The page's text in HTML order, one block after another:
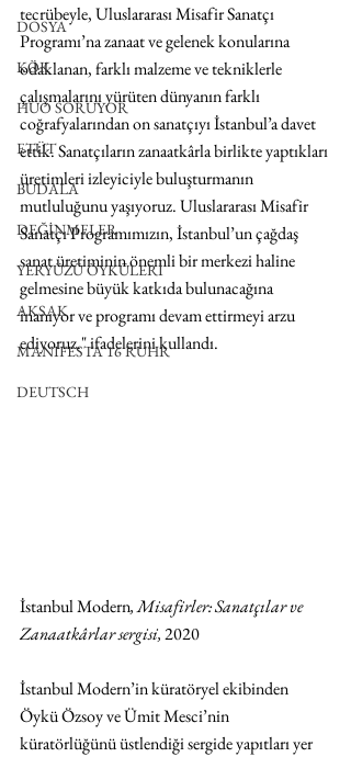
DOSYA
KÖK
HUO SORUYOR
ETÜT
BUDALA
DEĞİNMELER
YERYÜZÜ ÖYKÜLERİ
AKSAK
MANIFESTA 16 RUHR
DEUTSCH
tecrübeyle, Uluslararası Misafir Sanatçı
Programı’na zanaat ve gelenek konularına
odaklanan, farklı malzeme ve tekniklerle
çalışmalarını yürüten dünyanın farklı
coğrafyalarından on sanatçıyı İstanbul’a davet
ettik. Sanatçıların zanaatkârla birlikte yaptıkları
üretimleri izleyiciyle buluşturmanın
mutluluğunu yaşıyoruz. Uluslararası Misafir
Sanatçı Programımızın, İstanbul’un çağdaş
sanat üretiminin önemli bir merkezi haline
gelmesine büyük katkıda bulunacağına
inanıyor ve programı devam ettirmeyi arzu
ediyoruz." ifadelerini kullandı.
İstanbul Modern, Misafirler: Sanatçılar ve
Zanaatkârlar sergisi, 2020
İstanbul Modern’in küratöryel ekibinden
Öykü Özsoy ve Ümit Mesci’nin
küratörlüğünü üstlendiği sergide yapıtları yer